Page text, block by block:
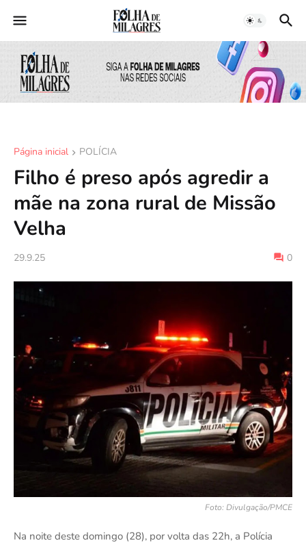
Página inicial POLÍCIA
Filho é preso após agredir a
mãe na zona rural de Missão
Velha
29.9.25 0
Foto: Divulgação/PMCE
Na noite deste domingo (28), por volta das 22h, a Polícia